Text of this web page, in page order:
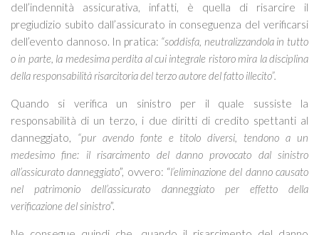
dell’indennità assicurativa, infatti, è quella di risarcire il
pregiudizio subito dall’assicurato in conseguenza del verificarsi
dell’evento dannoso. In pratica: “soddisfa, neutralizzandola in tutto
o in parte, la medesima perdita al cui integrale ristoro mira la disciplina
della responsabilità risarcitoria del terzo autore del fatto illecito”.
Quando si verifica un sinistro per il quale sussiste la
responsabilità di un terzo, i due diritti di credito spettanti al
danneggiato, “pur avendo fonte e titolo diversi, tendono a un
medesimo fine: il risarcimento del danno provocato dal sinistro
all’assicurato danneggiato”, ovvero: “l’eliminazione del danno causato
nel patrimonio dell’assicurato danneggiato per effetto della
verificazione del sinistro”.